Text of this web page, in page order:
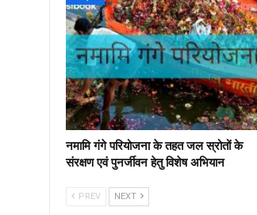
नमामि गंगे परियोजना के तहत जल स्रोतों के
संरक्षण एवं पुनर्जीवन हेतु विशेष अभियान
PREV NEXT